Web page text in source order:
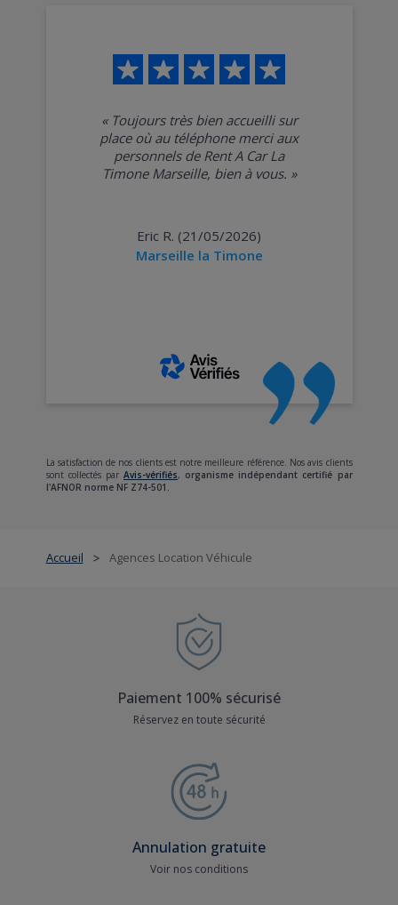
Accueil > Agences Location Véhicule
« Toujours très bien accueilli sur
place où au téléphone merci aux
personnels de Rent A Car La
Timone Marseille, bien à vous. »
Eric R. (21/05/2026)
Marseille la Timone
La satisfaction de nos clients est notre meilleure référence. Nos avis clients
sont collectés par Avis-vérifiés, organisme indépendant certifié par
l'AFNOR norme NF Z74-501.
Paiement 100% sécurisé
Réservez en toute sécurité
Annulation gratuite
Voir nos conditions